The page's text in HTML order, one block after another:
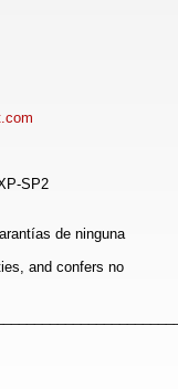
SP2
de ninguna
and confers no